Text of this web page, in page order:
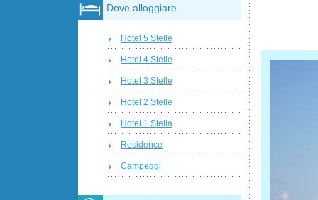
Dove alloggiare
Hotel 5 Stelle
Hotel 4 Stelle
Hotel 3 Stelle
Hotel 2 Stelle
Hotel 1 Stella
Residence
Campeggi